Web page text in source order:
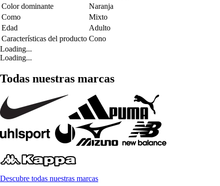
Color dominante
Naranja
Como
Mixto
Edad
Adulto
Características del producto Cono
Loading...
Loading...
Todas nuestras marcas
Descubre todas nuestras marcas